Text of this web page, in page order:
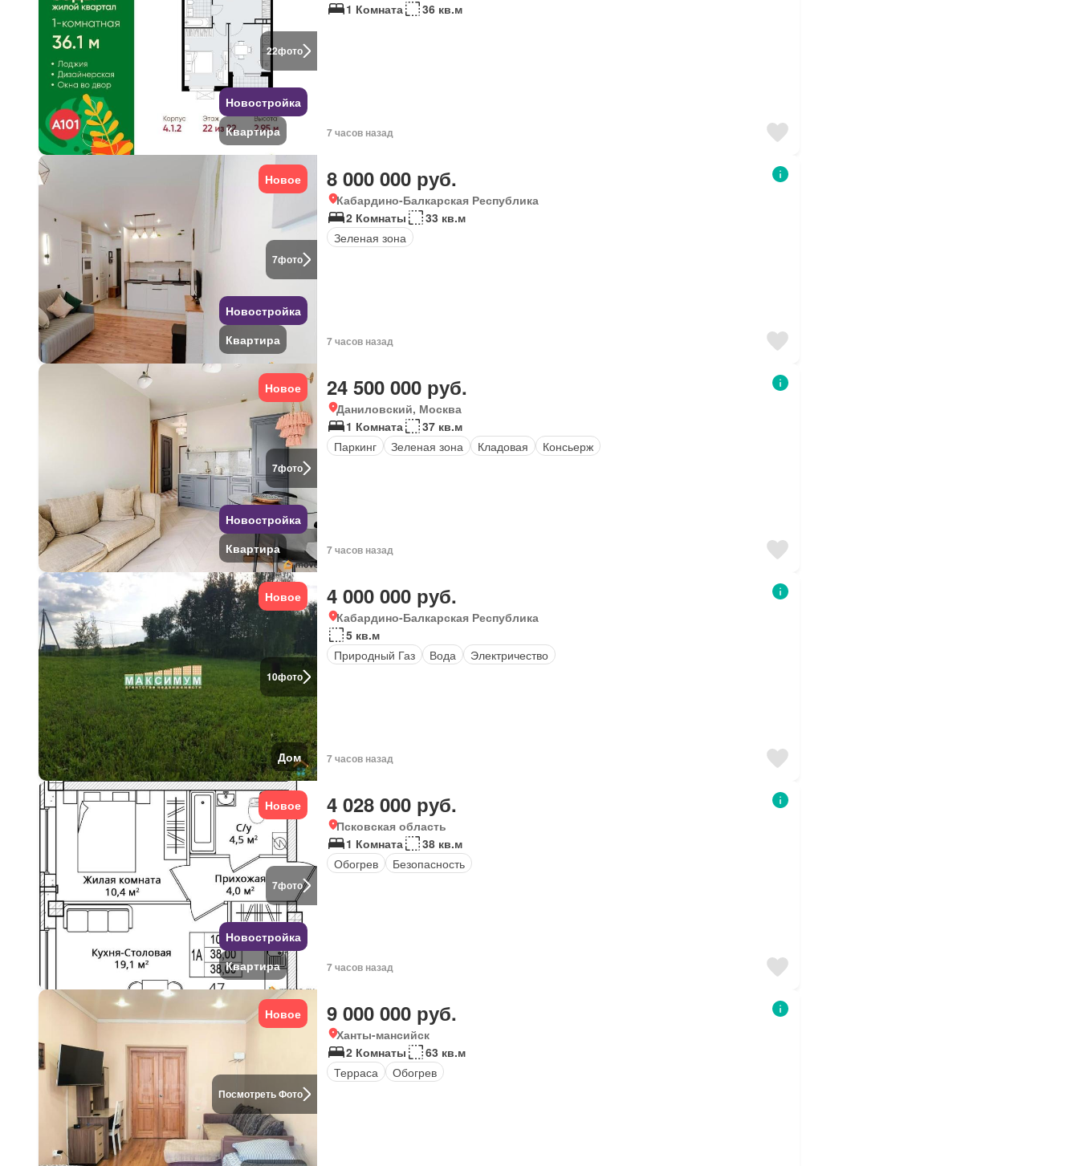
22фото
Новостройка
Квартира
1 Комната
36 кв.м
7 часов назад
7фото
Новое
Новостройка
Квартира
8 000 000 руб.
Кабардино-Балкарская Республика
2 Комнаты
33 кв.м
Зеленая зона
7 часов назад
7фото
Новое
Новостройка
Квартира
24 500 000 руб.
Даниловский, Москва
1 Комната
37 кв.м
Паркинг
Зеленая зона Кладовая Консьерж
7 часов назад
10фото
Новое
Дом
4 000 000 руб.
Кабардино-Балкарская Республика
5 кв.м
Природный Газ
Вода Электричество
7 часов назад
7фото
Новое
Новостройка
Квартира
4 028 000 руб.
Псковская область
1 Комната
38 кв.м
Обогрев
Безопасность
7 часов назад
Посмотреть Фото
Новое 9 000 000 руб.
Ханты-мансийск
2 Комнаты
63 кв.м
Терраса
Обогрев